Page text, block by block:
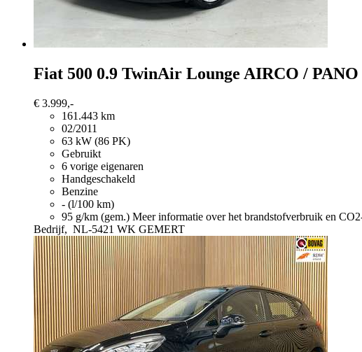
Fiat 500 0.9 TwinAir Lounge AIRCO /
€ 3.999,-
161.443 km
02/2011
63 kW (86 PK)
Gebruikt
6 vorige eigenaren
Handgeschakeld
Benzine
- (l/100 km)
95 g/km (gem.) Meer informatie over het brandstofverbruik en
Bedrijf, NL-5421 WK GEMERT